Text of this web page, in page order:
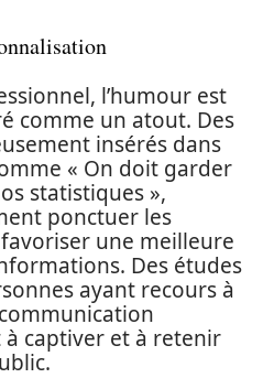
l’humour est
comme un atout. Des
insérés dans
« On doit garder
statistiques »,
ponctuer les
une meilleure
Des études
ayant recours à
captiver et à retenir